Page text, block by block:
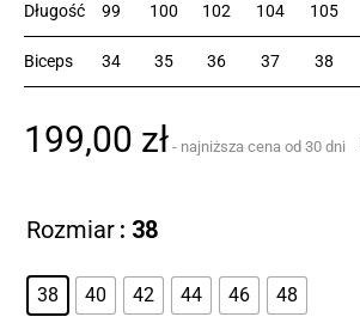
Długość 99 100 102 104 105
Biceps 34 35 36 37 38
199,00 zł
Rozmiar : 38
38 40 42 44 46 48